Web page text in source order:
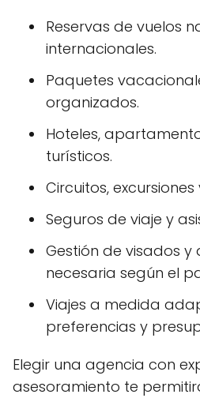
Reservas de vuelos
internacionales.
Paquetes
organizados.
Hoteles,
turísticos.
Circuitos,
Seguros de viaje y
Gestión de visados
necesaria según el
Viajes a medida
preferencias y
Elegir una agencia con
asesoramiento te